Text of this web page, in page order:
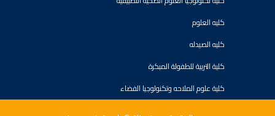
كليه العلوم
كليه الصيدله
كلية التربية للطفولة المبكرة
كلية علوم الملاحه وتكنولوجيا الفضاء